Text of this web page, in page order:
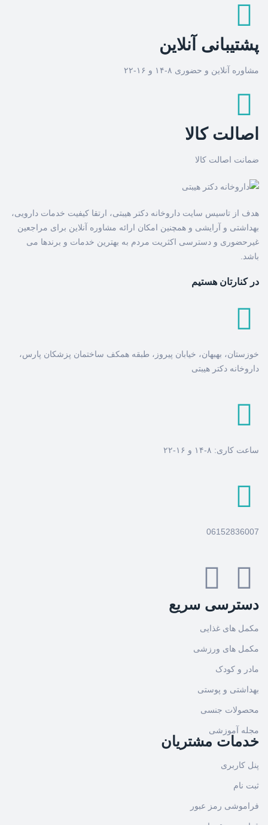
پشتیبانی آنلاین
مشاوره آنلاین و حضوری ۸-۱۴ و ۱۶-۲۲
اصالت کالا
ضمانت اصالت کالا
هدف از تاسیس سایت داروخانه دکتر هیبتی، ارتقا کیفیت خدمات دارویی،
بهداشتی و آرایشی و همچنین امکان ارائه مشاوره آنلاین برای مراجعین
غیرحضوری و دسترسی اکثریت مردم به بهترین خدمات و برندها می
باشد.
در کنارتان هستیم
خوزستان، بهبهان، خیابان پیروز، طبقه همکف ساختمان پزشکان پارس،
داروخانه دکتر هیبتی
ساعت کاری: ۸-۱۴ و ۱۶-۲۲
06152836007
دسترسی سریع
مکمل های غذایی
مکمل های ورزشی
مادر و کودک
بهداشتی و پوستی
محصولات جنسی
مجله آموزشی
خدمات مشتریان
پنل کاربری
ثبت نام
فراموشی رمز عبور